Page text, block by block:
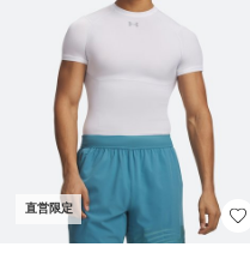
直営限定